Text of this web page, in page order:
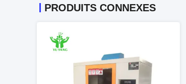
PRODUITS CONNEXES